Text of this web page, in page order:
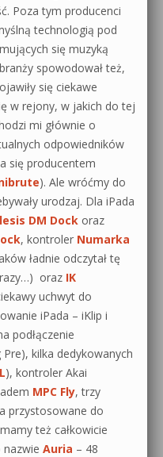
Poza tym producenci
technologią pod
się muzyką
spowodował też,
się ciekawe
w rejony, w jakich do tej
mi głównie o
odpowiedników
się producentem
). Ale wróćmy do
urodzaj. Dla iPada
DM Dock oraz
, kontroler Numarka
ładnie odczytał tę
oraz IK
uchwyt do
iPada – iKlip i
podłączenie
kilka dedykowanych
), kontroler Akai
MPC Fly, trzy
przystosowane do
też całkowicie
Auria – 48